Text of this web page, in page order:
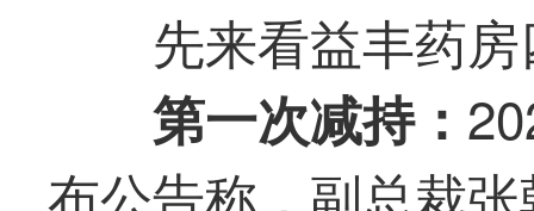
先来看益丰药
第一次减持：
布公告称，副总裁